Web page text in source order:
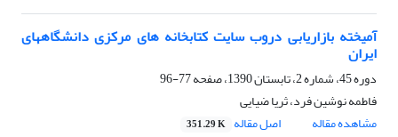
آمیخته بازاریابی دروب سایت کتابخانه‏ های مرکزی دانشگاه‏های
ایران
دوره 45، شماره 2، تابستان 1390، صفحه
77-96
فاطمه نوشین فرد، ثریا ضیایی
مشاهده مقاله
اصل مقاله 351.29 K